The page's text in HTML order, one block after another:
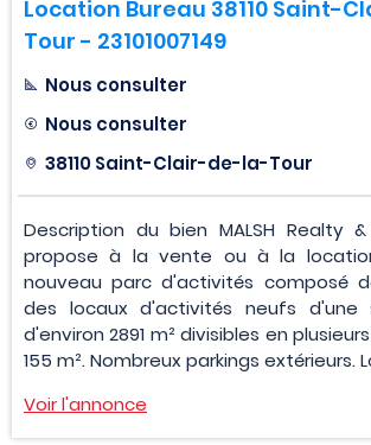
Location Bureau 38110 Saint-
Tour - 23101007149
Nous consulter
Nous consulter
38110 Saint-Clair-de-la-Tour
Description du bien MALSH Realty
propose à la vente ou à la
nouveau parc d'activités composé
des locaux d'activités neufs d'une
d'environ 2891 m² divisibles en
155 m². Nombreux parkings extérieurs.
Voir l'annonce